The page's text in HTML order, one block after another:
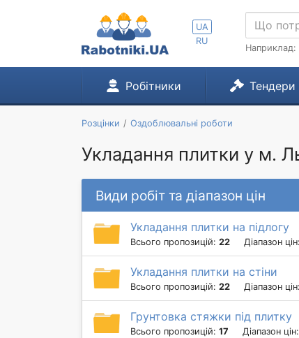
UA
RU
Наприклад:
Робітники Тендери
Розцінки Оздоблювальні роботи
Укладання плитки у м.
Види робіт та діапазон цін
Укладання плитки на підлогу
Всього пропозицій: 22 Діапазон цін:
Укладання плитки на стіни
Всього пропозицій: 22 Діапазон цін:
Грунтовка стяжки під плитку
Всього пропозицій: 17 Діапазон цін: